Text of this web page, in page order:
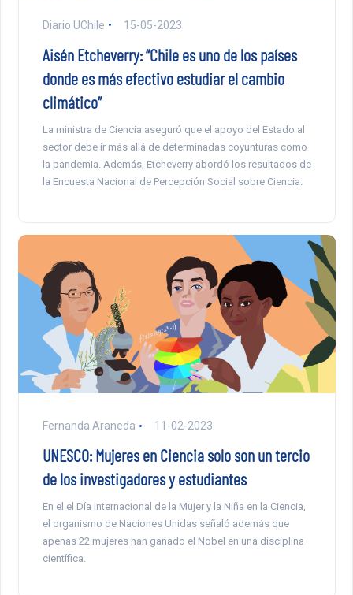
Diario UChile 15-05-2023
Aisén Etcheverry: “Chile es uno de los países
donde es más efectivo estudiar el cambio
climático”
La ministra de Ciencia aseguró que el apoyo del Estado al
sector debe ir más allá de determinadas coyunturas como
la pandemia. Además, Etcheverry abordó los resultados de
la Encuesta Nacional de Percepción Social sobre Ciencia.
Fernanda Araneda 11-02-2023
UNESCO: Mujeres en Ciencia solo son un tercio
de los investigadores y estudiantes
En el el Día Internacional de la Mujer y la Niña en la Ciencia,
el organismo de Naciones Unidas señaló además que
apenas 22 mujeres han ganado el Nobel en una disciplina
científica.